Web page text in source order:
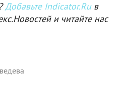
Добавьте Indicator.Ruв
и читайте нас